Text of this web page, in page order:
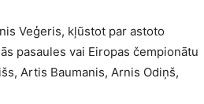
Veģeris, kļūstot par astoto
pasaules vai Eiropas čempionātu
Artis Baumanis, Arnis Odiņš,